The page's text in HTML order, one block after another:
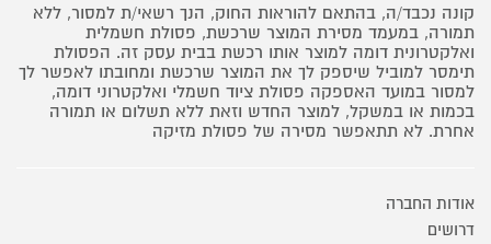
קונה נכבד/ה, בהתאם להוראות החוק, הנך רשאי/ת למסור, ללא
תמורה, במעמד מסירת המוצר שרכשת, פסולת חשמלית
ואלקטרונית דומה למוצר אותו רכשת בבית עסק זה. הפסולת
תימסר למוביל שיספק לך את המוצר שרכשת ומחובתו לאפשר לך
למסור במועד האספקה פסולת ציוד חשמלי ואלקטרוני דומה,
בכמות או במשקל, למוצר החדש וזאת ללא תשלום או תמורה
אחרת. לא תתאפשר מסירה של פסולת מזיקה
אודות החברה
דרושים